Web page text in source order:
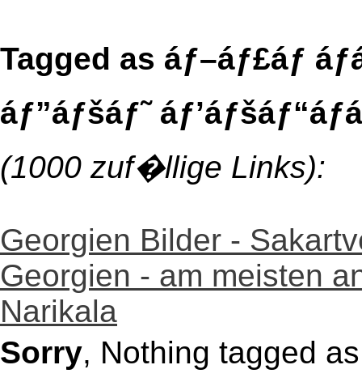
Tagged as áƒ–áƒ£áƒ
áƒ”áƒšáƒ˜
(1000 zuf�llige Links):
Georgien Bilder -
Georgien - am meisten
Narikala
Sorry, Nothing tagged as